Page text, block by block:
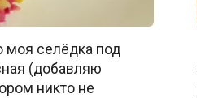
моя селёдка под
(добавляю
никто не